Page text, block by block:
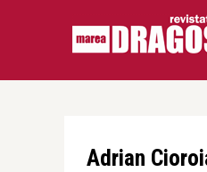
Adrian